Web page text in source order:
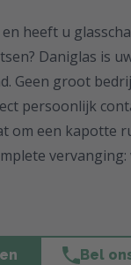
heeft u
Daniglas is
Geen groot
persoonlijk
om een kapotte
Bel